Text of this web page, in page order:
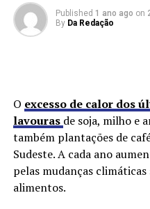
Published 1 ano ago on
By Da Redação
O excesso de calor dos
lavouras de soja, milho e
também plantações de
Sudeste. A cada ano
pelas mudanças
alimentos.